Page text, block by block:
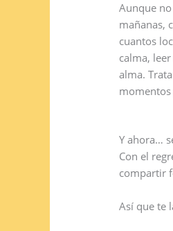
Aunque
mañanas,
cuantos
calma,
alma.
Y ahora…
Con el
compartir
Así que te